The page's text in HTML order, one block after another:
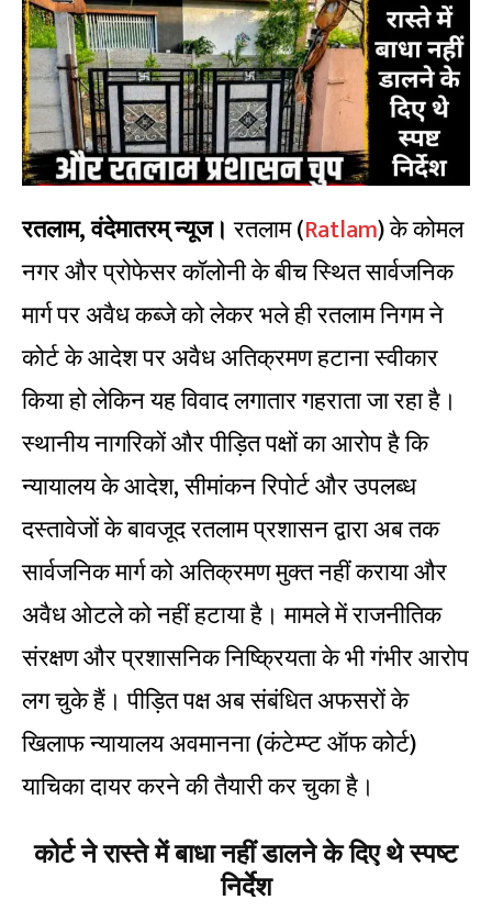
रतलाम, वंदेमातरम् न्यूज। रतलाम (Ratlam) के कोमल
नगर और प्रोफेसर कॉलोनी के बीच स्थित सार्वजनिक
मार्ग पर अवैध कब्जे को लेकर भले ही रतलाम निगम ने
कोर्ट के आदेश पर अवैध अतिक्रमण हटाना स्वीकार
किया हो लेकिन यह विवाद लगातार गहराता जा रहा है।
स्थानीय नागरिकों और पीड़ित पक्षों का आरोप है कि
न्यायालय के आदेश, सीमांकन रिपोर्ट और उपलब्ध
दस्तावेजों के बावजूद रतलाम प्रशासन द्वारा अब तक
सार्वजनिक मार्ग को अतिक्रमण मुक्त नहीं कराया और
अवैध ओटले को नहीं हटाया है। मामले में राजनीतिक
संरक्षण और प्रशासनिक निष्क्रियता के भी गंभीर आरोप
लग चुके हैं। पीड़ित पक्ष अब संबंधित अफसरों के
खिलाफ न्यायालय अवमानना (कंटेम्प्ट ऑफ कोर्ट)
याचिका दायर करने की तैयारी कर चुका है।
कोर्ट ने रास्ते में बाधा नहीं डालने के दिए थे स्पष्ट
निर्देश